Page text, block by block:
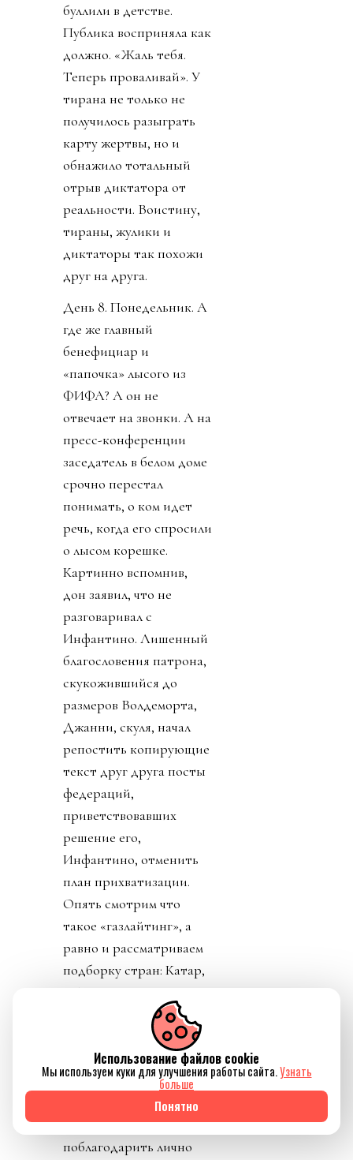
буллили в детстве.
Публика восприняла как
должно. «Жаль тебя.
Теперь проваливай». У
тирана не только не
получилось разыграть
карту жертвы, но и
обнажило тотальный
отрыв диктатора от
реальности. Воистину,
тираны, жулики и
диктаторы так похожи
друг на друга.
День 8. Понедельник. А
где же главный
бенефициар и
«папочка» лысого из
ФИФА? А он не
отвечает на звонки. А на
пресс-конференции
заседатель в белом доме
срочно перестал
понимать, о ком идет
речь, когда его спросили
о лысом корешке.
Картинно вспомнив,
дон заявил, что не
разговаривал с
Инфантино. Лишенный
благословения патрона,
скукожившийся до
размеров Волдеморта,
Джанни, скуля, начал
репостить копирующие
текст друг друга посты
федераций,
приветствовавших
решение его,
Инфантино, отменить
план прихватизации.
Опять смотрим что
такое «газлайтинг», а
равно и рассматриваем
подборку стран: Катар,
ОАЭ, Бутан, Шри
Ланка, Марокко.
Федерация футбола
Конго пришла тоже
уточнить, где за
поддержку Инфантино
им выдадут их взятку и
поблагодарить лично
Использование файлов cookie
Мы используем куки для улучшения работы сайта.Узнать
больше
Понятно